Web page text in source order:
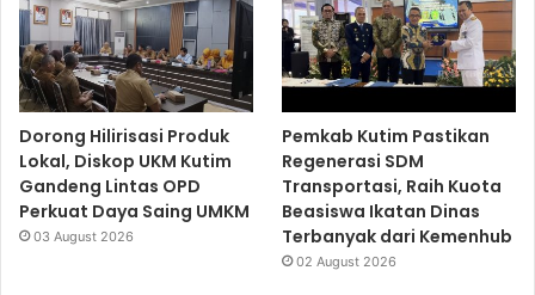
Dorong Hilirisasi Produk
Lokal, Diskop UKM Kutim
Gandeng Lintas OPD
Perkuat Daya Saing UMKM
03 August 2026
Pemkab Kutim Pastikan
Regenerasi SDM
Transportasi, Raih Kuota
Beasiswa Ikatan Dinas
Terbanyak dari Kemenhub
02 August 2026